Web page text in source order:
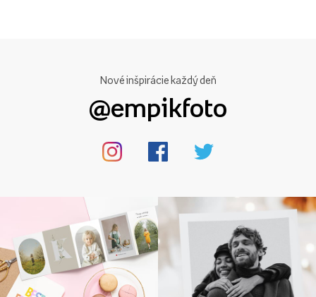
Nové inšpirácie každý deň
@empikfoto